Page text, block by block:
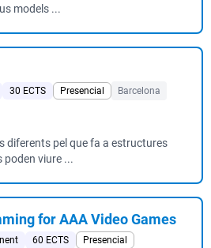
models ...
30 ECTS Presencial
Barcelona
diferents pel que fa a estructures
poden viure ...
for AAA Video Games
60 ECTS
Presencial